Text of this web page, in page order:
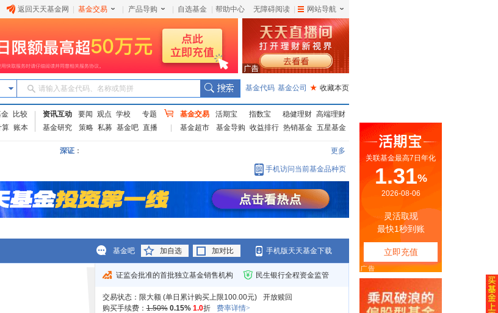
返回天天基金网 基金交易 产品导购 自选基金 帮助中心 无障碍阅读 网站导航
请输入基金代码、名称或简拼 基金代码 基金公司 ★ 收藏本页
比较
算 账本
资讯互动 要闻 观点 学校
专题
基金研究
策略 私募 基金吧 直播
基金交易 活期宝 指数宝 稳健理财 高端理财
基金超市
基金导购 收益排行 热销基金 五星基金
深证： 更多
手机访问当前基金品种页
基金吧 加自选 加对比 手机版天天基金下载
证监会批准的首批独立基金销售机构 民生银行全程资金监管
交易状态： 限大额 (单日累计购买上限100.00元)
开放赎回
购买手续费：1.50% 0.15% 1.0折 费率详情>